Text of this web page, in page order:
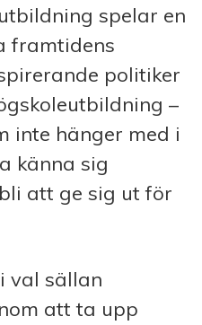
spelar en
framtidens
politiker
–
inte hänger med i
känna sig
att ge sig ut för
val sällan
att ta upp